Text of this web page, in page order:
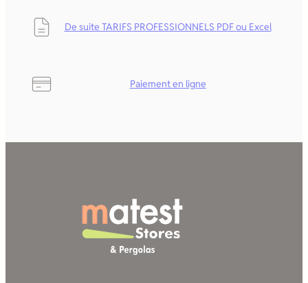
De suite TARIFS PROFESSIONNELS PDF ou Excel
Paiement en ligne